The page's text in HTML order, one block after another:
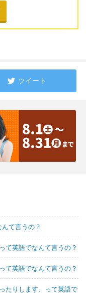
ツイート
て言うの？
て英語でなんて言うの？
て英語でなんて言うの？
たりします、って英語で